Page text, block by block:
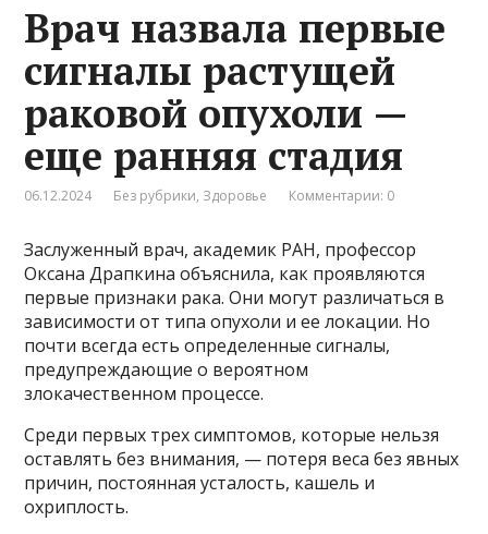
Врач назвала первые
сигналы растущей
раковой опухоли —
еще ранняя стадия
06.12.2024 Без рубрики, Здоровье Комментарии: 0
Заслуженный врач, академик РАН, профессор
Оксана Драпкина объяснила, как проявляются
первые признаки рака. Они могут различаться в
зависимости от типа опухоли и ее локации. Но
почти всегда есть определенные сигналы,
предупреждающие о вероятном
злокачественном процессе.
Среди первых трех симптомов, которые нельзя
оставлять без внимания, — потеря веса без явных
причин, постоянная усталость, кашель и
охриплость.